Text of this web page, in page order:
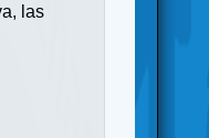
las